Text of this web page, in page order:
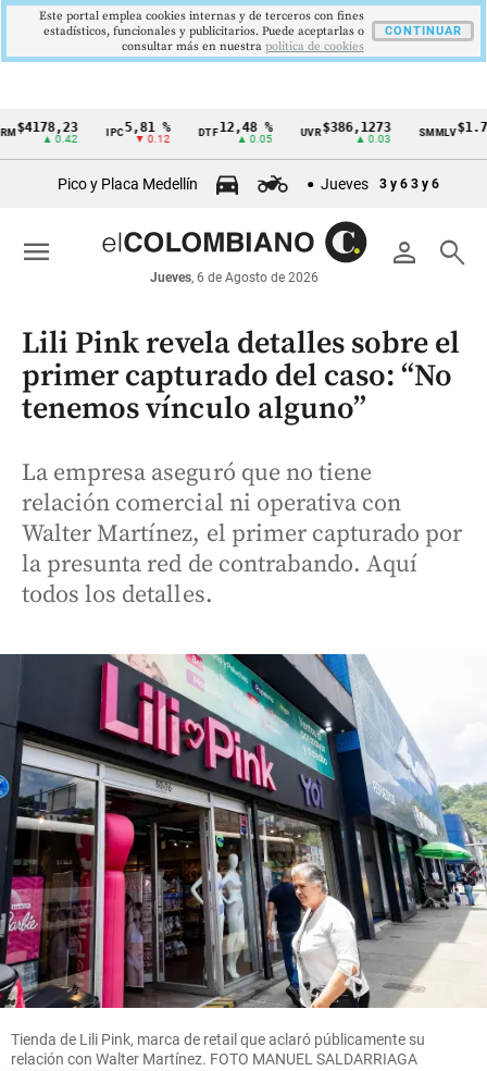
Cintillo
económicos
Colombia
▲ 0.42
IPC 5,81 %
▼ 0.12
DTF 12,48 %
▲ 0.05
UVR $386,1273
▲ 0.03
SMMLV
Pico y Placa Medellín Jueves 3 y 6 3 y 6
person search
Jueves, 6 de Agosto de 2026
menu
Lili Pink revela detalles sobre el
primer capturado del caso: “No
tenemos vínculo alguno”
La empresa aseguró que no tiene
relación comercial ni operativa con
Walter Martínez, el primer capturado por
la presunta red de contrabando. Aquí
todos los detalles.
Tienda de Lili Pink, marca de retail que aclaró públicamente su
relación con Walter Martínez. FOTO MANUEL SALDARRIAGA
Este portal emplea cookies internas y de terceros con fines
estadísticos, funcionales y publicitarios. Puede aceptarlas o
consultar más en nuestra politica de cookies
CONTINUAR